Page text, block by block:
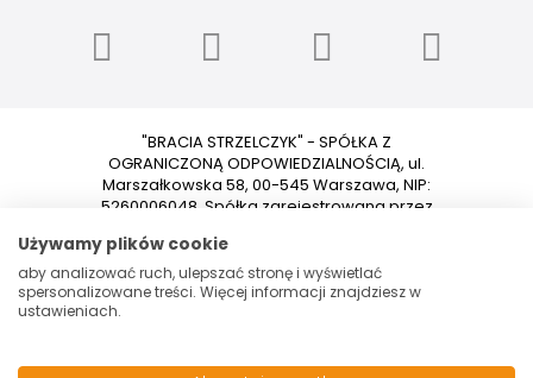
"BRACIA STRZELCZYK" - SPÓŁKA Z
OGRANICZONĄ ODPOWIEDZIALNOŚCIĄ, ul.
Marszałkowska 58, 00-545 Warszawa, NIP:
5260006048, Spółka zarejestrowana przez
Warszawie XII Wydział Gospodarczy
Krajowego Rejestru Sądowego pod
numerem 0000153699. Kapitał zakładowy:
Używamy plików cookie
aby analizować ruch, ulepszać stronę i wyświetlać
spersonalizowane treści. Więcej informacji znajdziesz w
ustawieniach.